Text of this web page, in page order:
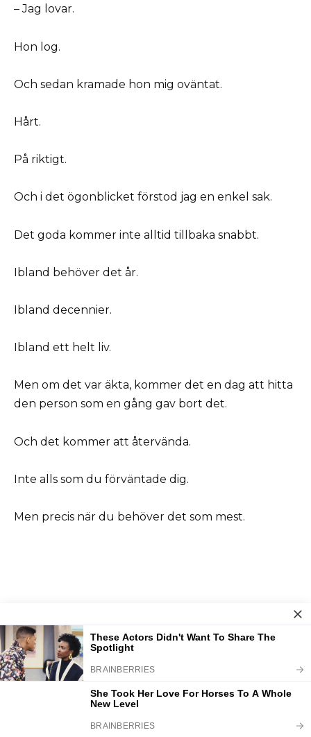
– Jag lovar.
Hon log.
Och sedan kramade hon mig oväntat.
Hårt.
På riktigt.
Och i det ögonblicket förstod jag en enkel sak.
Det goda kommer inte alltid tillbaka snabbt.
Ibland behöver det år.
Ibland decennier.
Ibland ett helt liv.
Men om det var äkta, kommer det en dag att hitta
den person som en gång gav bort det.
Och det kommer att återvända.
Inte alls som du förväntade dig.
Men precis när du behöver det som mest.